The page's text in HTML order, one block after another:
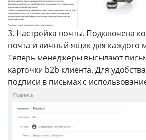
3. Настройка почты. Подключена
почта и личный ящик для каждого
Теперь менеджеры высылают
карточки b2b клиента. Для
подписи в письмах с